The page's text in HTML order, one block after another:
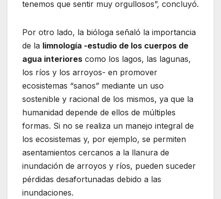
tenemos que sentir muy orgullosos”, concluyó.
Por otro lado, la bióloga señaló la importancia
de la limnología -estudio de los cuerpos de
agua interiores como los lagos, las lagunas,
los ríos y los arroyos- en promover
ecosistemas “sanos” mediante un uso
sostenible y racional de los mismos, ya que la
humanidad depende de ellos de múltiples
formas. Si no se realiza un manejo integral de
los ecosistemas y, por ejemplo, se permiten
asentamientos cercanos a la llanura de
inundación de arroyos y ríos, pueden suceder
pérdidas desafortunadas debido a las
inundaciones.